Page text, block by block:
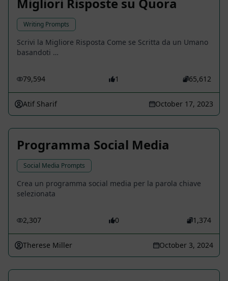
Migliori Risposte su Quora
Writing Prompts
Scrivi la Migliore Risposta Come se Scritta da un Umano
basandoti …
79,594 1 65,612
Atif Sharif October 17, 2023
Programma Social Media
Social Media Prompts
Crea un programma social media per la parola chiave
selezionata
2,307 0 1,374
Therese Miller October 3, 2024